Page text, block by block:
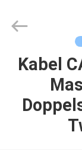
HAUS
Rights
Reserved.
Kabel